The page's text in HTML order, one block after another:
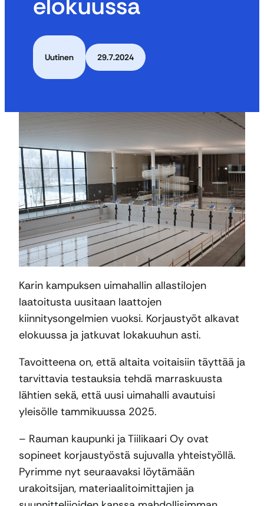
Uutinen 29.7.2024
Karin kampuksen uimahallin allastilojen
laatoitusta uusitaan laattojen
kiinnitysongelmien vuoksi. Korjaustyöt alkavat
elokuussa ja jatkuvat lokakuuhun asti.
Tavoitteena on, että altaita voitaisiin täyttää ja
tarvittavia testauksia tehdä marraskuusta
lähtien sekä, että uusi uimahalli avautuisi
yleisölle tammikuussa 2025.
– Rauman kaupunki ja Tiilikaari Oy ovat
sopineet korjaustyöstä sujuvalla yhteistyöllä.
Pyrimme nyt seuraavaksi löytämään
urakoitsijan, materiaalitoimittajien ja